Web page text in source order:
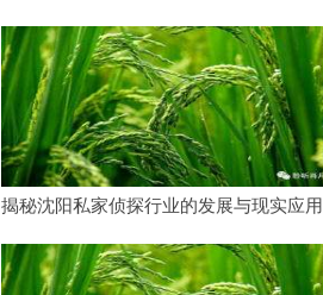
揭秘沈阳私家侦探行业的发展与现实应用